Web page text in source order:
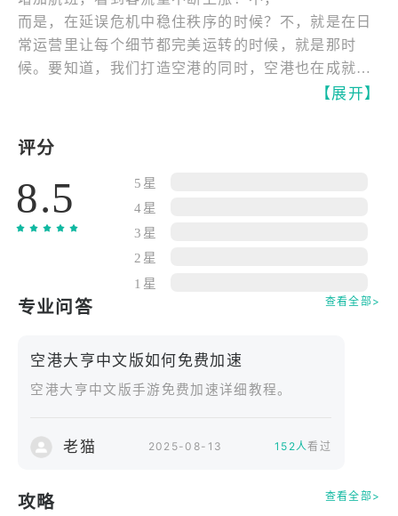
而是，在延误危机中稳住秩序的时候？不，就是在日
常运营里让每个细节都完美运转的时候，就是那时
候。要知道，我们打造空港的同时，空港也在成就我
们。担心运营复杂吗？别担心！地勤、调度、商贸各
分拣，调度团队能精准规划航班起降时刻，商贸团队
可引入各类商铺提升旅客消费力，三方协同让空港高
效运转。​
▣ 轻松建设！简单管理！告别繁琐！男女老少都能玩
转！​
点击扩建，能一键增加停机位数量，从最初的 3 个扩
展到 20 个；点击优化，可升级安检设备，将通关时
间从 5 分钟缩短至 1 分钟。无论是调整值机柜台布
▣ 用多样设施打造专属空港！​
通过航站楼升级，不仅能让外观从简约风格变为现代
至 20000 人次。引入磁悬浮捷运连接航站楼与停车
场，减少旅客步行时间；建设室内植物园，为等待的
快速找到登机口，每一项设施都能让空港更具特色。​
【展开】
评分
8.5
5星
4星
3星
2星
1星
专业问答 查看全部>
空港大亨中文版如何免费加速
空港大亨中文版手游免费加速详细教程。
老猫 2025-08-13 152人看过
攻略 查看全部>